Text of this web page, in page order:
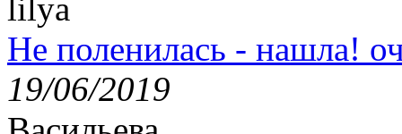
lilya
Не поленилась - нашла!
19/06/2019